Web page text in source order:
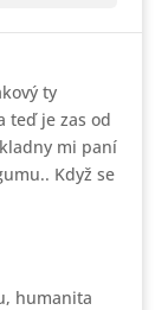
ty
teď je zas od
mi paní
Když se
, humanita